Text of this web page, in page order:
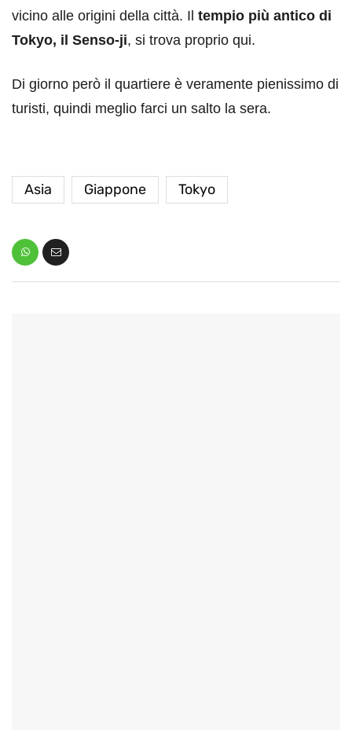
vicino alle origini della città. Il tempio più antico di
Tokyo, il Senso-ji, si trova proprio qui.
Di giorno però il quartiere è veramente pienissimo di
turisti, quindi meglio farci un salto la sera.
Asia Giappone Tokyo